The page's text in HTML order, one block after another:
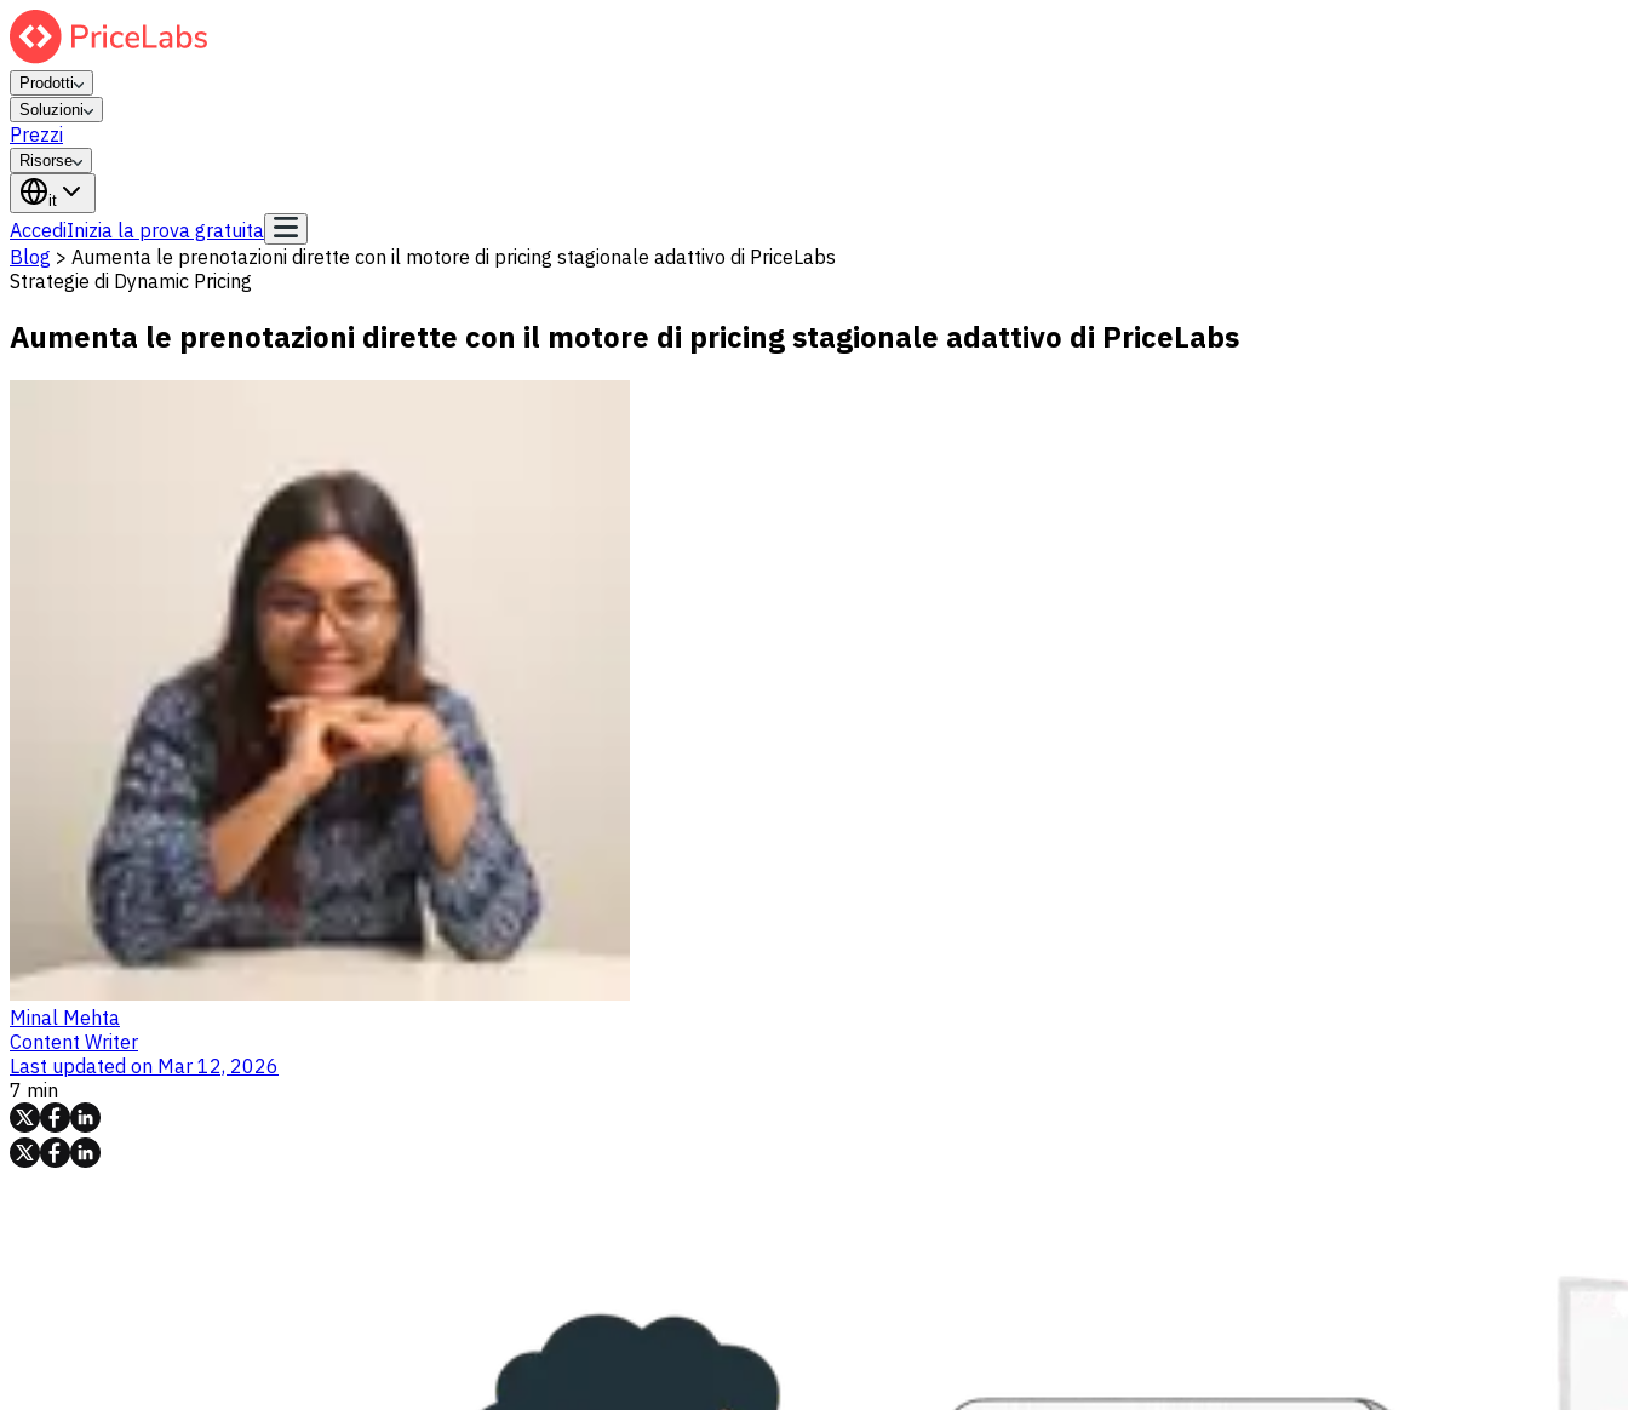
Prodotti
Soluzioni
Prezzi
Risorse
it
AccediInizia la prova gratuita
Blog > Aumenta le prenotazioni dirette con il motore di pricing stagionale adattivo di PriceLabs
Strategie di Dynamic Pricing
Aumenta le prenotazioni dirette con il motore di pricing stagionale adattivo di PriceLabs
Minal Mehta
Content Writer
Last updated on Mar 12, 2026
7 min